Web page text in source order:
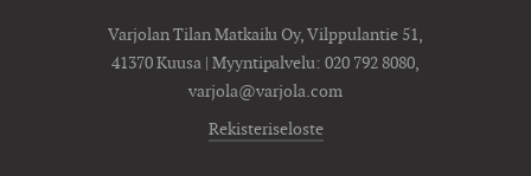
Varjolan Tilan Matkailu Oy, Vilppulantie 51,
41370 Kuusa | Myyntipalvelu:020 792 8080,
varjola@varjola.com
Rekisteriseloste